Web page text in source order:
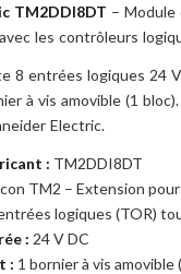
TM2DDI8DT – Module
les contrôleurs
8 entrées logiques 24
à vis amovible (1
Electric.
: TM2DDI8DT
TM2 – Extension
logiques (TOR)
: 24 V DC
: 1 bornier à vis